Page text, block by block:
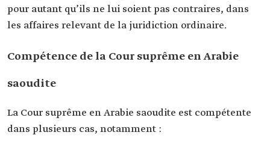
pour autant qu’ils ne lui soient pas contraires, dans
les affaires relevant de la juridiction ordinaire.
Compétence de la Cour suprême en Arabie
saoudite
La Cour suprême en Arabie saoudite est compétente
dans plusieurs cas, notamment :